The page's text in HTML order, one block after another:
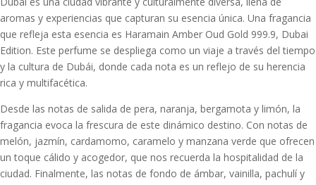
aromas y experiencias que capturan su esencia única. Una fragancia
que refleja esta esencia es Haramain Amber Oud Gold 999.9, Dubai
Edition. Este perfume se despliega como un viaje a través del tiempo
y la cultura de Dubái, donde cada nota es un reflejo de su herencia
rica y multifacética.
Desde las notas de salida de pera, naranja, bergamota y limón, la
fragancia evoca la frescura de este dinámico destino. Con notas de
melón, jazmín, cardamomo, caramelo y manzana verde que ofrecen
un toque cálido y acogedor, que nos recuerda la hospitalidad de la
ciudad. Finalmente, las notas de fondo de ámbar, vainilla, pachulí y